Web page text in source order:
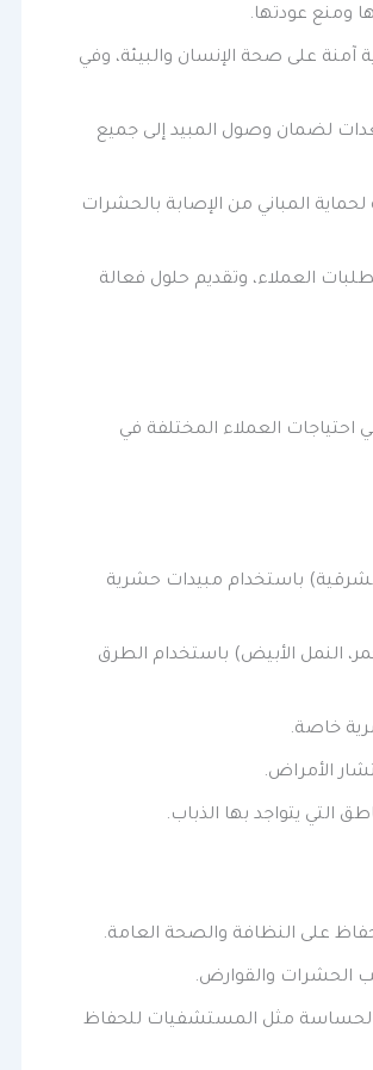
ومنع عودتها.
آمنة على صحة الإنسان والبيئة، وفي
لضمان وصول المبيد إلى جميع
المباني من الإصابة بالحشرات
العملاء، وتقديم حلول فعالة
العملاء المختلفة في
الشرقية) باستخدام مبيدات حشرية
النمل الأبيض) باستخدام الطرق
خاصة.
الأمراض.
التي يتواجد بها الذباب.
على النظافة والصحة العامة.
الحشرات والقوارض.
الحساسة مثل المستشفيات للحفاظ